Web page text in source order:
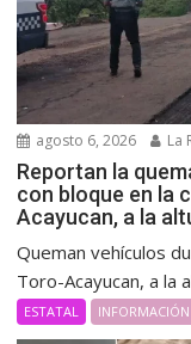
agosto 6, 2026 La
Reportan la
con bloque en la
Acayucan, a la
Queman vehículos
Toro-Acayucan, a la
ESTATAL INFORMACIÓN